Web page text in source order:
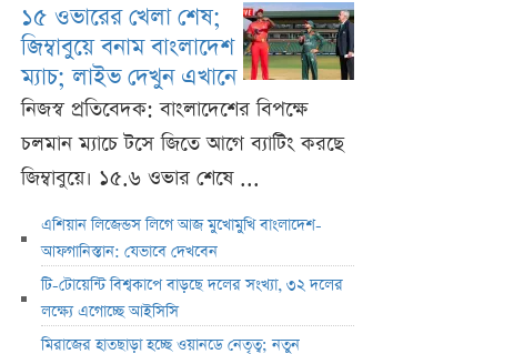
১৫ ওভারের খেলা শেষ;
জিম্বাবুয়ে বনাম বাংলাদেশ
ম্যাচ; লাইভ দেখুন এখানে
নিজস্ব প্রতিবেদক: বাংলাদেশের বিপক্ষে
চলমান ম্যাচে টসে জিতে আগে ব্যাটিং করছে
জিম্বাবুয়ে। ১৫.৬ ওভার শেষে ...
এশিয়ান লিজেন্ডস লিগে আজ মুখোমুখি বাংলাদেশ-
আফগানিস্তান: যেভাবে দেখবেন
টি-টোয়েন্টি বিশ্বকাপে বাড়ছে দলের সংখ্যা, ৩২ দলের
লক্ষ্যে এগোচ্ছে আইসিসি
মিরাজের হাতছাড়া হচ্ছে ওয়ানডে নেতৃত্ব; নতুন